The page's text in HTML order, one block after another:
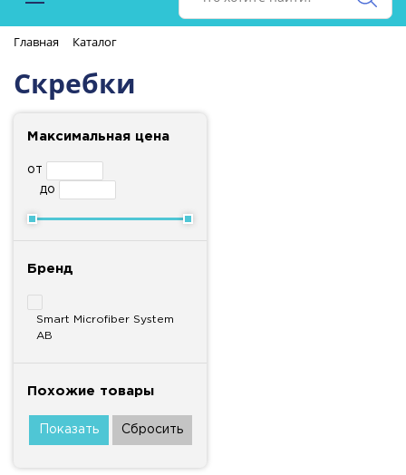
Главная Каталог
Скребки
Максимальная цена
от
до
Бренд
Smart Microfiber System
AB
Похожие товары